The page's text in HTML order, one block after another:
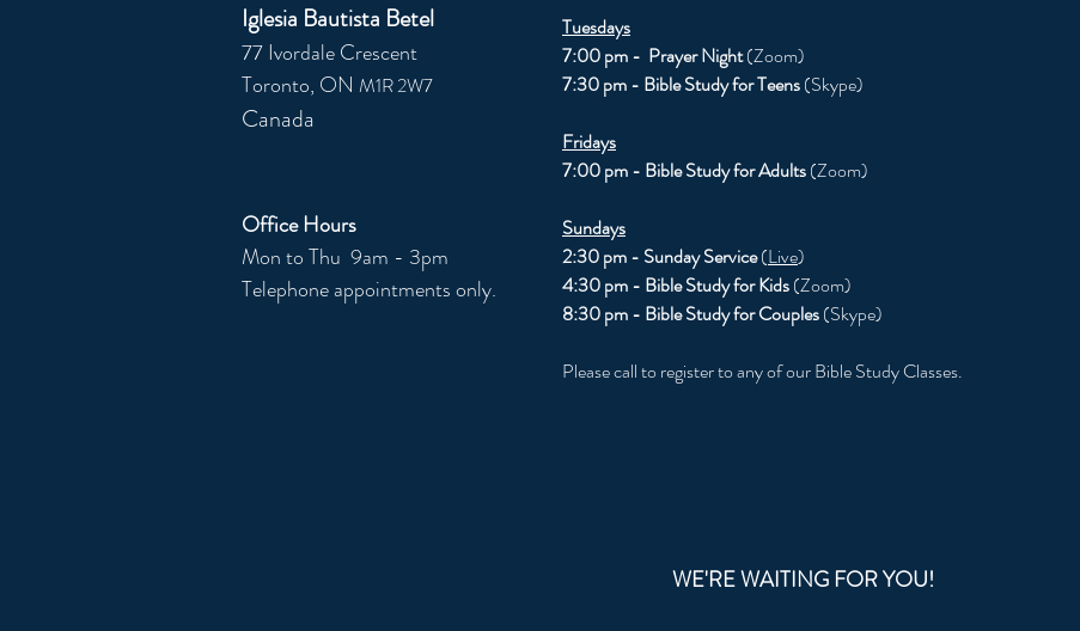
Iglesia Bautista Betel
77 Ivordale Crescent
Toronto, ON M1R 2W7
Canada
Office Hours
Mon to Thu 9am - 3pm
Telephone appointments only.
Tuesdays
7:00 pm - Prayer Night(Zoom)
7:30 pm - Bible Study for Teens(Skype)
Fridays
7:00 pm - Bible Study for Adults(Zoom)
Sundays
2:30 pm - Sunday Service(Live)
4:30 pm - Bible Study for Kids(Zoom)
8:30 pm - Bible Study for Couples(Skype)
Please call to register to any of our Bible Study Classes.
WE'RE WAITING FOR YOU!